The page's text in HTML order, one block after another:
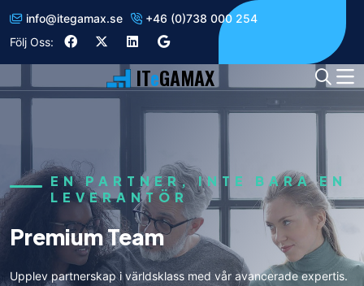
info@itegamax.se
+46 (0)738 000 254
Följ Oss:
ITeGAMAX
EN PARTNER, INTE BARA EN
LEVERANTÖR
Premium Team
Upplev partnerskap i världsklass med vår avancerade expertis.